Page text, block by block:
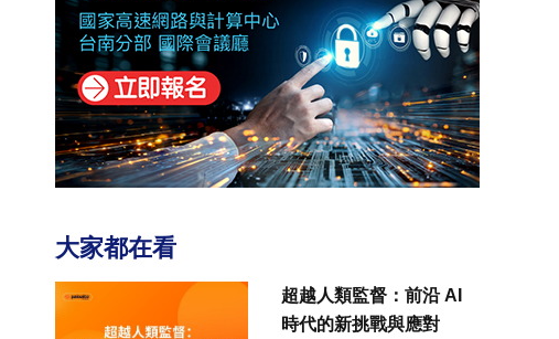
大家都在看
超越人類監督：前沿 AI
時代的新挑戰與應對